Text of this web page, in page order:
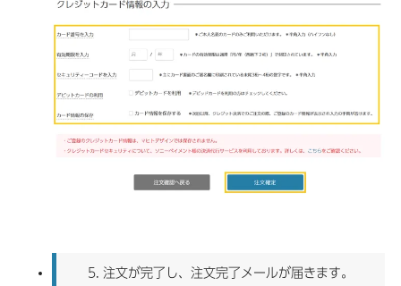
5. 注文が完了し、注文完了メールが届きます。